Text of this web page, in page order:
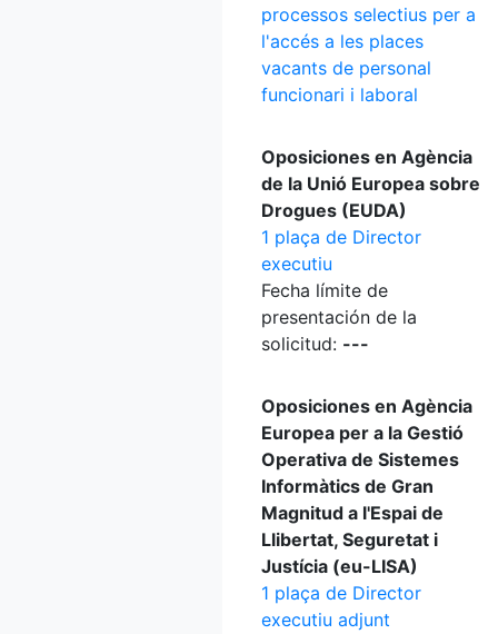
processos selectius per a
l'accés a les places
vacants de personal
funcionari i laboral
Oposiciones en Agència
de la Unió Europea sobre
Drogues (EUDA)
1 plaça de Director
executiu
Fecha límite de
presentación de la
solicitud: ---
Oposiciones en Agència
Europea per a la Gestió
Operativa de Sistemes
Informàtics de Gran
Magnitud a l'Espai de
Llibertat, Seguretat i
Justícia (eu-LISA)
1 plaça de Director
executiu adjunt